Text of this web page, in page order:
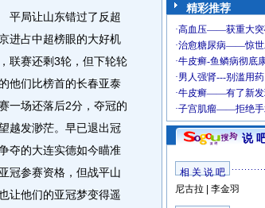
局让山东错过了反超
进占中超榜眼的大好机
联赛还剩3轮，但下轮轮
他们比榜首的长春亚泰
一场还落后2分，夺冠的
越发渺茫。早已退出冠
夺的大连实德如今瞄准
冠参赛资格，但战平山
让他们的亚冠梦变得遥
精彩推荐
说
相 关 说 吧
尼古拉| 李金羽